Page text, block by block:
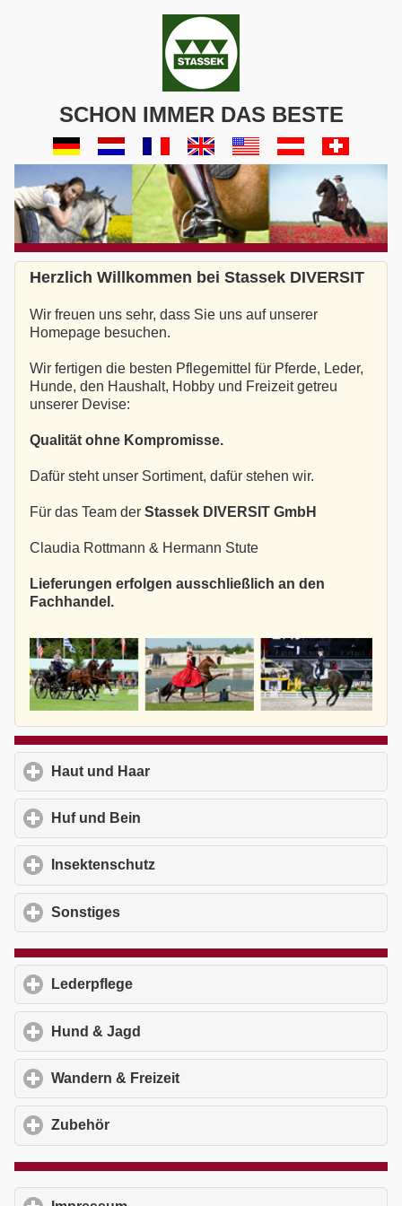
SCHON IMMER DAS BESTE
Herzlich Willkommen bei Stassek DIVERSIT
Wir freuen uns sehr, dass Sie uns auf unserer
Homepage besuchen.
Wir fertigen die besten Pflegemittel für Pferde, Leder,
Hunde, den Haushalt, Hobby und Freizeit getreu
unserer Devise:
Qualität ohne Kompromisse.
Dafür steht unser Sortiment, dafür stehen wir.
Für das Team der Stassek DIVERSIT GmbH
Claudia Rottmann & Hermann Stute
Lieferungen erfolgen ausschließlich an den
Fachhandel.
Haut und Haar
Huf und Bein
Insektenschutz
Sonstiges
Lederpflege
Hund & Jagd
Wandern & Freizeit
Zubehör